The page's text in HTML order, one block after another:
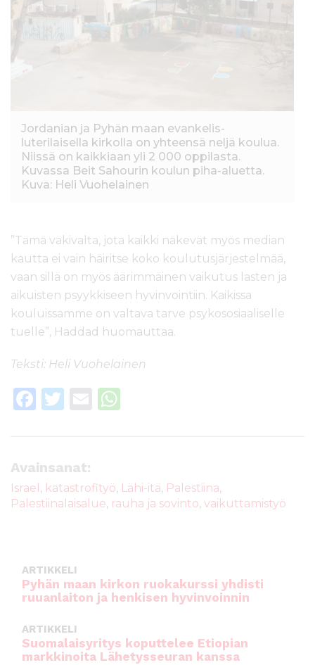
Jordanian ja Pyhän maan evankelis-
luterilaisella kirkolla on yhteensä neljä koulua.
Niissä on kaikkiaan yli 2 000 oppilasta.
Kuvassa Beit Sahourin koulun piha-aluetta.
Kuva: Heli Vuohelainen
”Tämä väkivalta, jota kaikki näkevät myös median
kautta ei vain häiritse koko koulutusjärjestelmää,
vaan sillä on myös äärimmäinen vaikutus lasten ja
aikuisten psyykkiseen hyvinvointiin. Kaikissa
kouluissamme on valtava tarve psykososiaaliselle
tuelle”, Haddad huomauttaa.
Teksti: Heli Vuohelainen
F
e
b
o
T
te
r
E
A
p
Avainsanat:
Israel , katastrofityö, Lähi-itä, Palestiina,
Palestiinalaisalue, rauha ja sovinto, vaikuttamistyö
ARTIKKELI
Pyhän maan kirkon ruokakurssi yhdisti
ruuanlaiton ja henkisen hyvinvoinnin
ARTIKKELI
Suomalaisyritys koputtelee Etiopian
markkinoita Lähetysseuran kanssa